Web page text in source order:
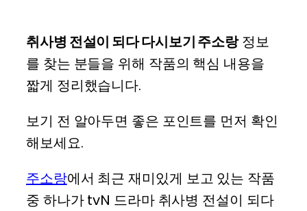
취사병 전설이 되다 다시보기 주소랑정보
를 찾는 분들을 위해 작품의 핵심 내용을
짧게 정리했습니다.
보기 전 알아두면 좋은 포인트를 먼저 확인
해보세요.
주소랑에서 최근 재미있게 보고 있는 작품
중 하나가 tvN 드라마 취사병 전설이 되다